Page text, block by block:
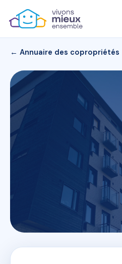
← Annuaire des copropriétés